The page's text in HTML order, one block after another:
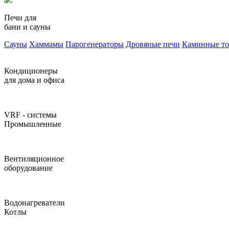
Печи для
бани и сауны
Сауны Хаммамы Парогенераторы Дровяные печи Каминные
Кондиционеры
для дома и офиса
VRF - системы
Промышленные
Вентиляционное
оборудование
Водонагреватели
Котлы